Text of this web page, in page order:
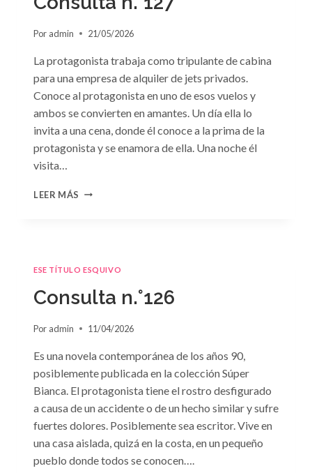
Por admin 21/05/2026
La protagonista trabaja como tripulante de cabina
para una empresa de alquiler de jets privados.
Conoce al protagonista en uno de esos vuelos y
ambos se convierten en amantes. Un día ella lo
invita a una cena, donde él conoce a la prima de la
protagonista y se enamora de ella. Una noche él
visita…
LEER MÁS CONSULTA
ESE TÍTULO ESQUIVO
Consulta n.°126
Por admin 11/04/2026
Es una novela contemporánea de los años 90,
posiblemente publicada en la colección Súper
Bianca. El protagonista tiene el rostro desfigurado
a causa de un accidente o de un hecho similar y sufre
fuertes dolores. Posiblemente sea escritor. Vive en
una casa aislada, quizá en la costa, en un pequeño
pueblo donde todos se conocen….